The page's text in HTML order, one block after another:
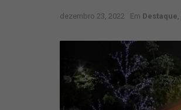
dezembro 23, 2022 Em Destaque